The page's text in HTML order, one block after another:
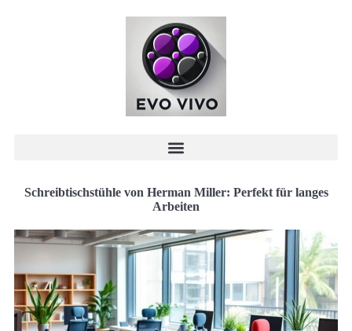
Schreibtischstühle von Herman Miller: Perfekt für langes
Arbeiten